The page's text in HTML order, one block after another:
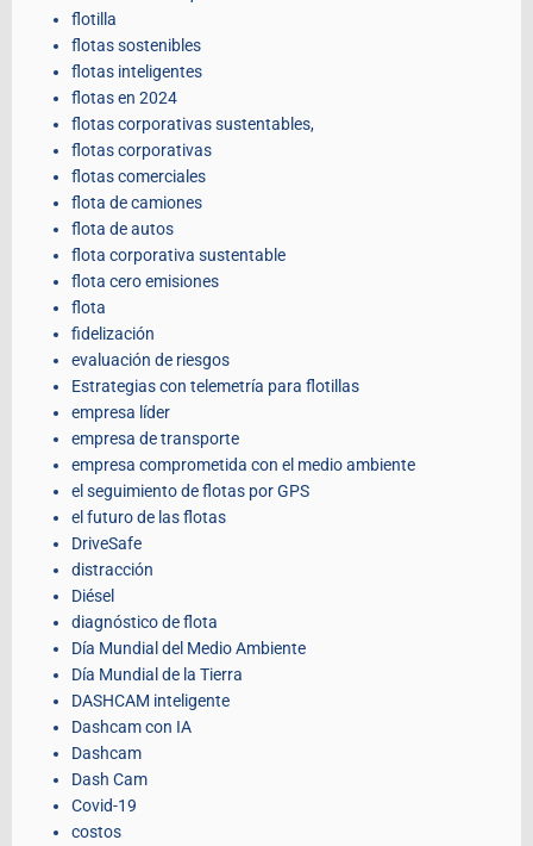
flotilla
flotas sostenibles
flotas inteligentes
flotas en 2024
flotas corporativas sustentables,
flotas corporativas
flotas comerciales
flota de camiones
flota de autos
flota corporativa sustentable
flota cero emisiones
flota
fidelización
evaluación de riesgos
Estrategias con telemetría para flotillas
empresa líder
empresa de transporte
empresa comprometida con el medio ambiente
el seguimiento de flotas por GPS
el futuro de las flotas
DriveSafe
distracción
Diésel
diagnóstico de flota
Día Mundial del Medio Ambiente
Día Mundial de la Tierra
DASHCAM inteligente
Dashcam con IA
Dashcam
Dash Cam
Covid-19
costos